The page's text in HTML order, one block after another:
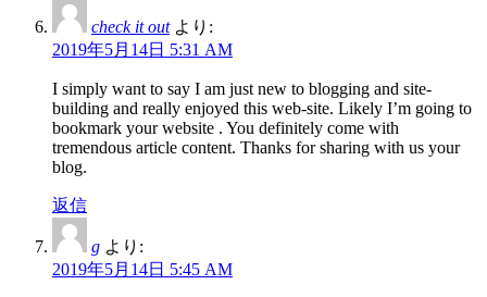
check it out より:
2019年5月14日 5:31 AM
I simply want to say I am just new to blogging and site-
building and really enjoyed this web-site. Likely I’m going to
bookmark your website . You definitely come with
tremendous article content. Thanks for sharing with us your
blog.
返信
g より:
2019年5月14日 5:45 AM